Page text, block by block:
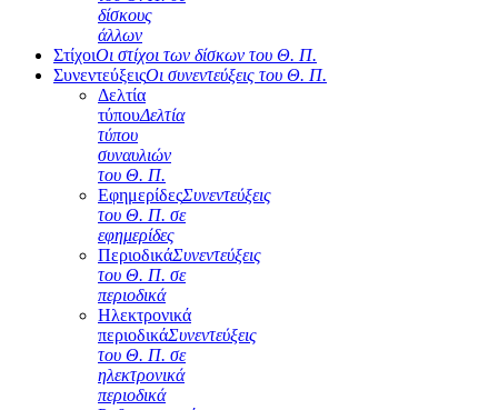
δίσκους
άλλων
ΣτίχοιΟι στίχοι των δίσκων του Θ. Π.
ΣυνεντεύξειςΟι συνεντεύξεις του Θ. Π.
Δελτία
τύπουΔελτία
τύπου
συναυλιών
του Θ. Π.
ΕφημερίδεςΣυνεντεύξεις
του Θ. Π. σε
εφημερίδες
ΠεριοδικάΣυνεντεύξεις
του Θ. Π. σε
περιοδικά
Ηλεκτρονικά
περιοδικάΣυνεντεύξεις
του Θ. Π. σε
ηλεκτρονικά
περιοδικά